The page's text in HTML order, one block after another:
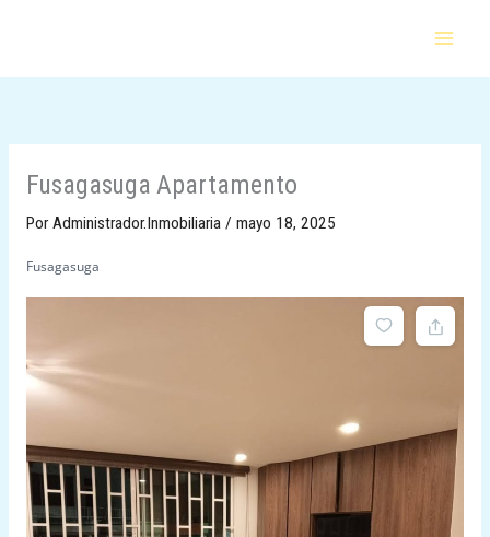
Fusagasuga Apartamento
PorAdministrador.Inmobiliaria / mayo 18, 2025
Fusagasuga